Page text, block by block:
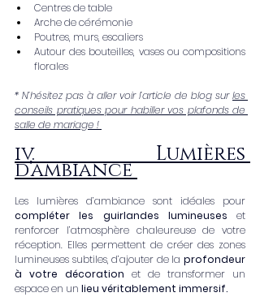
Centres de table
Arche de cérémonie
Poutres, murs, escaliers
Autour des bouteilles, vases ou compositions
florales
* N’hésitez pas à aller voir l’article de blog sur les
conseils pratiques pour habiller vos plafonds de
salle de mariage !
iv. Lumières
d’ambiance
compléter les guirlandes lumineuses et
renforcer l’atmosphère chaleureuse de votre
réception. Elles permettent de créer des zones
lumineuses subtiles, d’ajouter de la profondeur
à votre décoration et de transformer un
espace en un lieu véritablement immersif.